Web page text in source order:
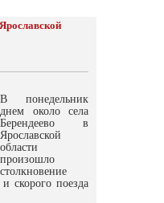
В понедельник
днем около села
Берендеево в
Ярославской
области
произошло
столкновение
скорого поезда